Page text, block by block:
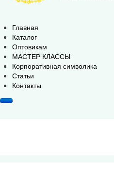
Главная
Каталог
Оптовикам
МАСТЕР КЛАССЫ
Корпоративная символика
Статьи
Контакты